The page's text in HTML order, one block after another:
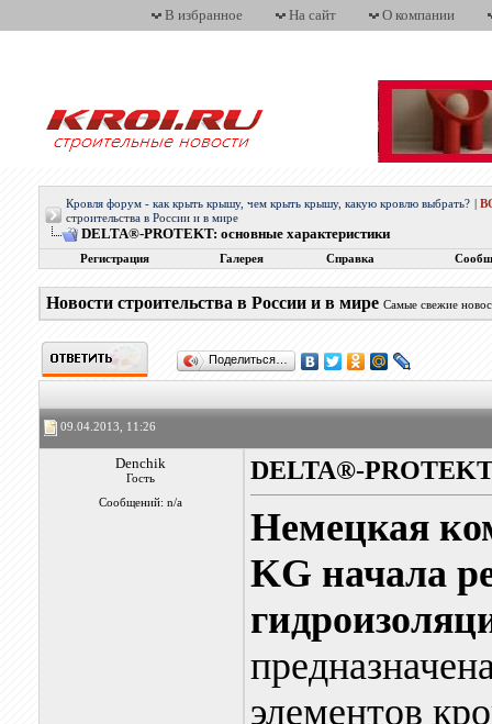
В избранное На сайт О компании
Кровля форум - как крыть крышу, чем крыть крышу, какую кровлю выбрать?
строительства в России и в мире
DELTA®-PROTEKT: основные характеристики
Регистрация Галерея Справка
Новости строительства в России и в мире Самые свежие
Поделиться…
09.04.2013, 11:26
Denchik
Гость
Сообщений: n/a
DELTA®-
Немецкая
KG начала
элементов